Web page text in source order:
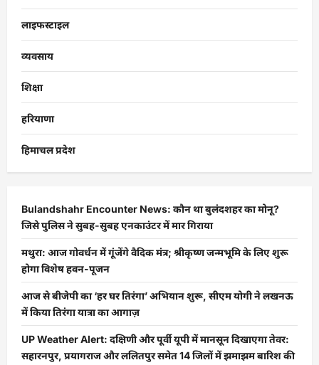
लाइफस्टाइल
व्यवसाय
शिक्षा
हरियाणा
हिमाचल प्रदेश
Bulandshahr Encounter News: कौन था बुलंदशहर का मोनू?
जिसे पुलिस ने सुबह-सुबह एनकाउंटर में मार गिराया
मथुरा: आज गोवर्धन में गूंजेंगे वैदिक मंत्र; श्रीकृष्ण जन्मभूमि के लिए शुरू
होगा विशेष हवन-पूजन
आज से बीजेपी का ‘हर घर तिरंगा’ अभियान शुरू, सीएम योगी ने लखनऊ
में किया तिरंगा यात्रा का आगाज़
UP Weather Alert: दक्षिणी और पूर्वी यूपी में मानसून दिखाएगा तेवर:
सहारनपुर, प्रयागराज और ललितपुर समेत 14 जिलों में झमाझम बारिश की